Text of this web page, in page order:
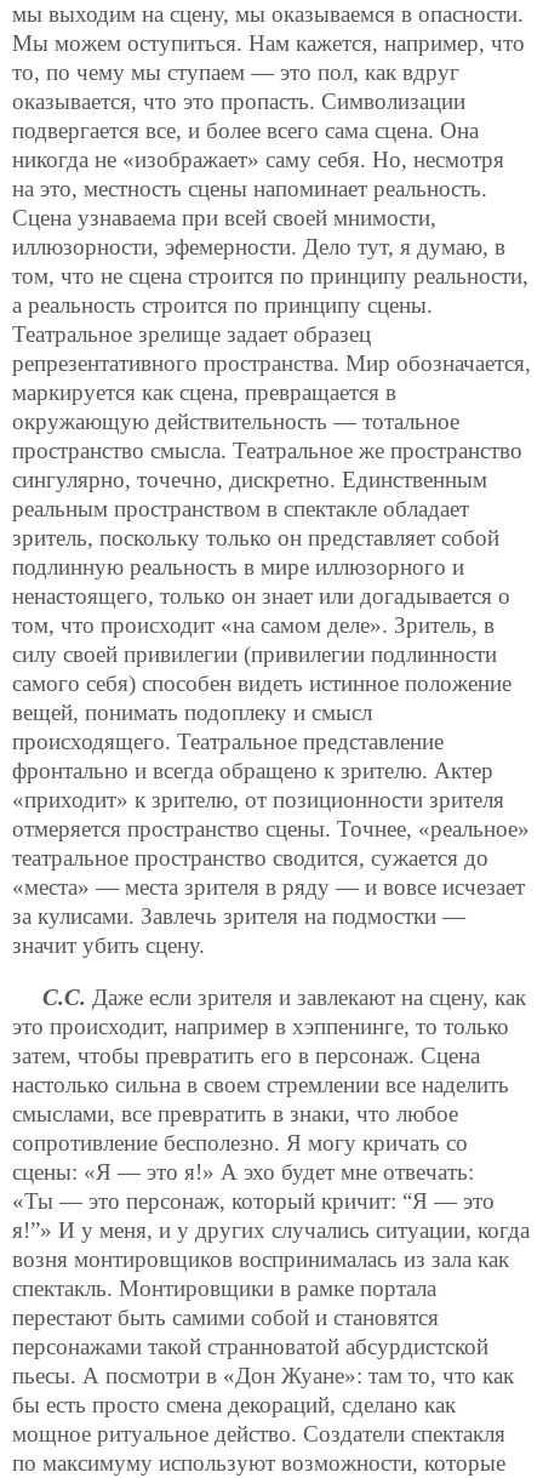
мы выходим на сцену, мы оказываемся в опасности.
Мы можем оступиться. Нам кажется, например, что
то, по чему мы ступаем — это пол, как вдруг
оказывается, что это пропасть. Символизации
подвергается все, и более всего сама сцена. Она
никогда не «изображает» саму себя. Но, несмотря
на это, местность сцены напоминает реальность.
Сцена узнаваема при всей своей мнимости,
иллюзорности, эфемерности. Дело тут, я думаю, в
том, что не сцена строится по принципу реальности,
а реальность строится по принципу сцены.
Театральное зрелище задает образец
репрезентативного пространства. Мир обозначается,
маркируется как сцена, превращается в
окружающую действительность — тотальное
пространство смысла. Театральное же пространство
сингулярно, точечно, дискретно. Единственным
реальным пространством в спектакле обладает
зритель, поскольку только он представляет собой
подлинную реальность в мире иллюзорного и
ненастоящего, только он знает или догадывается о
том, что происходит «на самом деле». Зритель, в
силу своей привилегии (привилегии подлинности
самого себя) способен видеть истинное положение
вещей, понимать подоплеку и смысл
происходящего. Театральное представление
фронтально и всегда обращено к зрителю. Актер
«приходит» к зрителю, от позиционности зрителя
отмеряется пространство сцены. Точнее, «реальное»
театральное пространство сводится, сужается до
«места» — места зрителя в ряду — и вовсе исчезает
за кулисами. Завлечь зрителя на подмостки —
значит убить сцену.
С.С. Даже если зрителя и завлекают на сцену, как
это происходит, например в хэппенинге, то только
затем, чтобы превратить его в персонаж. Сцена
настолько сильна в своем стремлении все наделить
смыслами, все превратить в знаки, что любое
сопротивление бесполезно. Я могу кричать со
сцены: «Я — это я!» А эхо будет мне отвечать:
«Ты — это персонаж, который кричит: “Я — это
я!”» И у меня, и у других случались ситуации, когда
возня монтировщиков воспринималась из зала как
спектакль. Монтировщики в рамке портала
перестают быть самими собой и становятся
персонажами такой странноватой абсурдистской
пьесы. А посмотри в «Дон Жуане»: там то, что как
бы есть просто смена декораций, сделано как
мощное ритуальное действо. Создатели спектакля
по максимуму используют возможности, которые